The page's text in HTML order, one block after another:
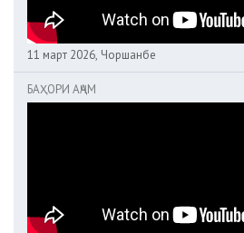
11 март 2026, Чоршанбе
БАҲОРИ АҶАМ